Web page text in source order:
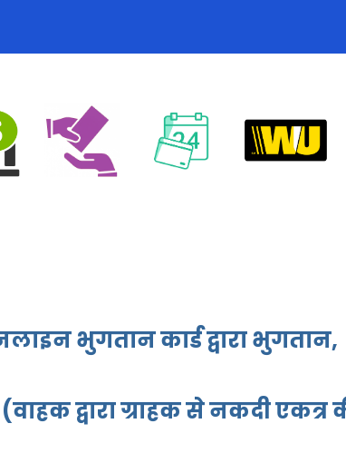
भुगतान कार्ड द्वारा भुगतान,
द्वारा ग्राहक से नकदी एकत्र